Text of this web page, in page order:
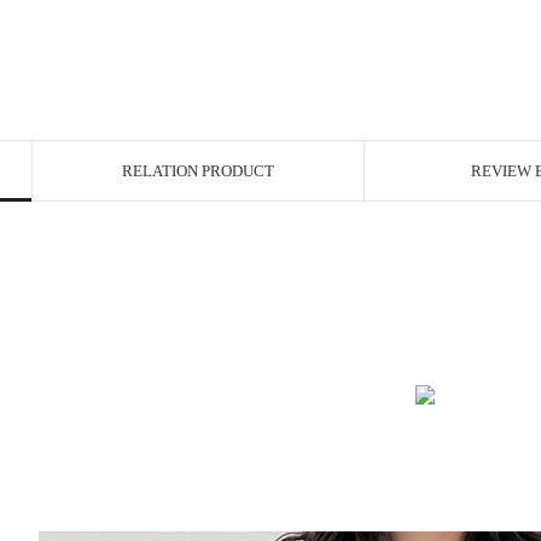
RELATION PRODUCT REVIEW